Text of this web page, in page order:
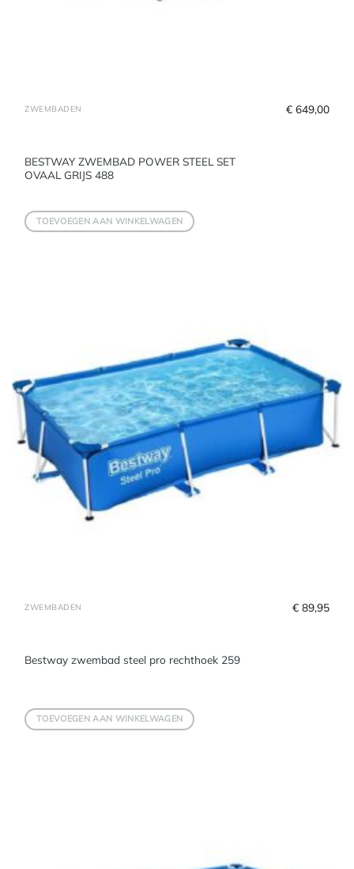
ZWEMBADEN
BESTWAY ZWEMBAD POWER STEEL SET
OVAAL GRIJS 488
€ 649,00
TOEVOEGEN AAN WINKELWAGEN
ZWEMBADEN
Bestway zwembad steel pro rechthoek 259
€ 89,95
TOEVOEGEN AAN WINKELWAGEN